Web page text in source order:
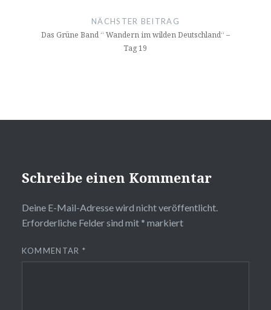
NÄCHSTER BEITRAG
Das Grüne Band “ Wandern im wilden Deutschland“ –
Tag 19
Schreibe einen Kommentar
Deine E-Mail-Adresse wird nicht veröffentlicht.
Erforderliche Felder sind mit * markiert
KOMMENTAR *